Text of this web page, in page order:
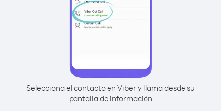
Selecciona el contacto en Viber y llama desde su
pantalla de información